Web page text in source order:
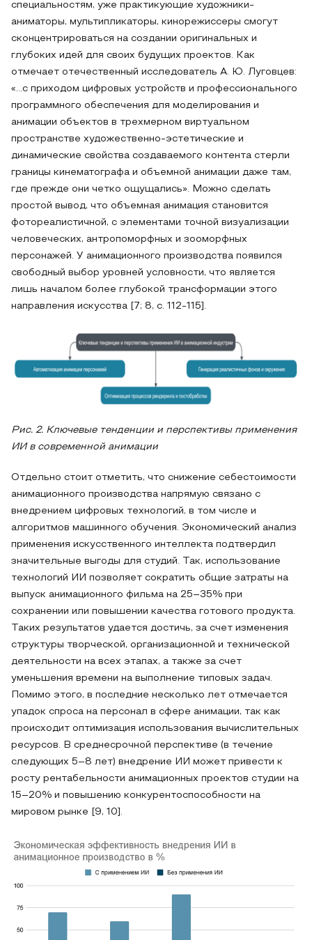
специальностям, уже практикующие художники-
аниматоры, мультипликаторы, кинорежиссеры смогут
сконцентрироваться на создании оригинальных и
глубоких идей для своих будущих проектов. Как
отмечает отечественный исследователь А. Ю. Луговцев:
«…с приходом цифровых устройств и профессионального
программного обеспечения для моделирования и
анимации объектов в трехмерном виртуальном
пространстве художественно-эстетические и
динамические свойства создаваемого контента стерли
границы кинематографа и объемной анимации даже там,
где прежде они четко ощущались». Можно сделать
простой вывод, что объемная анимация становится
фотореалистичной, с элементами точной визуализации
человеческих, антропоморфных и зооморфных
персонажей. У анимационного производства появился
свободный выбор уровней условности, что является
лишь началом более глубокой трансформации этого
направления искусства [7; 8, с. 112-115].
Рис. 2. Ключевые тенденции и перспективы применения
ИИ в современной анимации
Отдельно стоит отметить, что снижение себестоимости
анимационного производства напрямую связано с
внедрением цифровых технологий, в том числе и
алгоритмов машинного обучения. Экономический анализ
применения искусственного интеллекта подтвердил
значительные выгоды для студий. Так, использование
технологий ИИ позволяет сократить общие затраты на
выпуск анимационного фильма на 25–35% при
сохранении или повышении качества готового продукта.
Таких результатов удается достичь, за счет изменения
структуры творческой, организационной и технической
деятельности на всех этапах, а также за счет
уменьшения времени на выполнение типовых задач.
Помимо этого, в последние несколько лет отмечается
упадок спроса на персонал в сфере анимации, так как
происходит оптимизация использования вычислительных
ресурсов. В среднесрочной перспективе (в течение
следующих 5–8 лет) внедрение ИИ может привести к
росту рентабельности анимационных проектов студии на
15–20% и повышению конкурентоспособности на
мировом рынке [9, 10].